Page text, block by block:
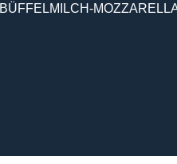
BÜFFELMILCH-